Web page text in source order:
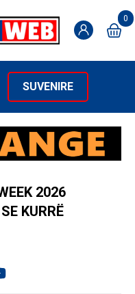
0
SUVENIRE
2026
KURRË